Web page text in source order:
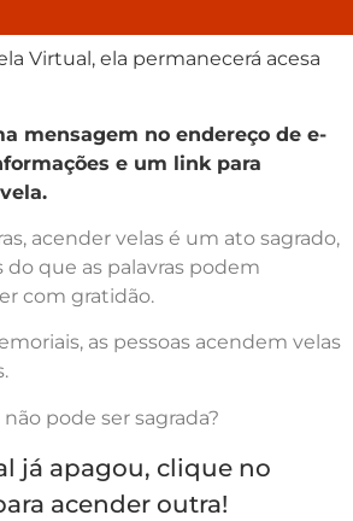
Virtual, ela permanecerá acesa
mensagem no endereço de e-
e um link para
acender velas é um ato sagrado,
do que as palavras podem
com gratidão.
as pessoas acendem velas
pode ser sagrada?
já apagou, clique no
acender outra!